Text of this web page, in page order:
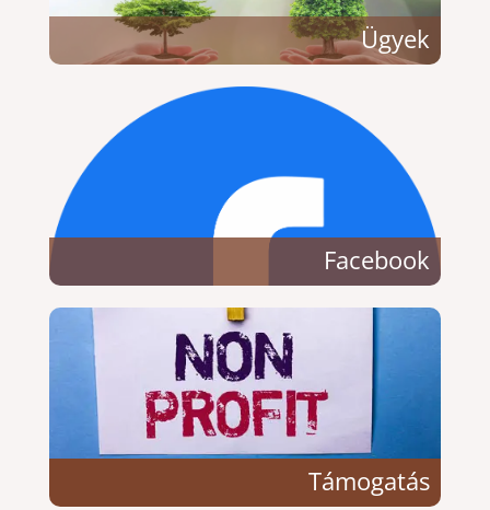
Ügyek
Facebook
Támogatás